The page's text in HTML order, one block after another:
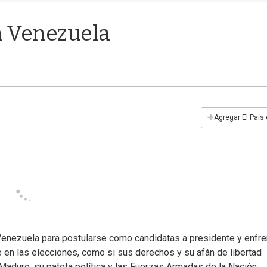
Venezuela
+Agregar El País
para postularse como candidatas a presidente y
las elecciones, como si sus derechos y su afán de libertad